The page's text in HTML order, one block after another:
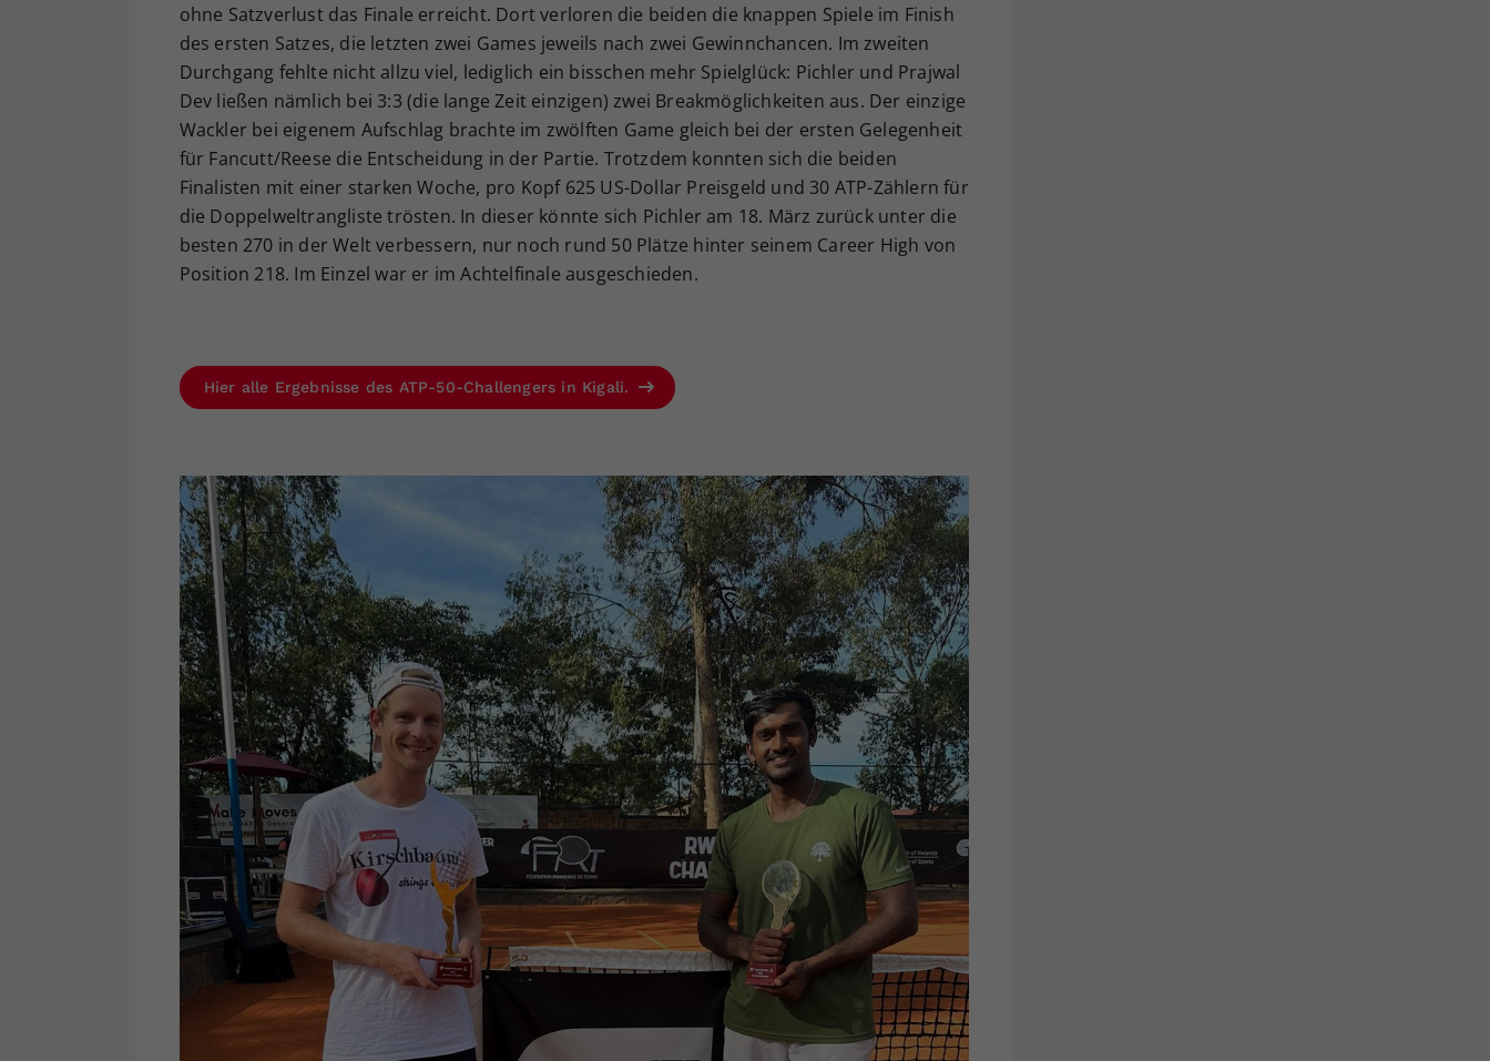
ohne Satzverlust das Finale erreicht. Dort verloren die beiden die knappen Spiele im Finish
des ersten Satzes, die letzten zwei Games jeweils nach zwei Gewinnchancen. Im zweiten
Durchgang fehlte nicht allzu viel, lediglich ein bisschen mehr Spielglück: Pichler und Prajwal
Dev ließen nämlich bei 3:3 (die lange Zeit einzigen) zwei Breakmöglichkeiten aus. Der einzige
Wackler bei eigenem Aufschlag brachte im zwölften Game gleich bei der ersten Gelegenheit
für Fancutt/Reese die Entscheidung in der Partie. Trotzdem konnten sich die beiden
Finalisten mit einer starken Woche, pro Kopf 625 US-Dollar Preisgeld und 30 ATP-Zählern für
die Doppelweltrangliste trösten. In dieser könnte sich Pichler am 18. März zurück unter die
besten 270 in der Welt verbessern, nur noch rund 50 Plätze hinter seinem Career High von
Position 218. Im Einzel war er im Achtelfinale ausgeschieden.
Hier alle Ergebnisse des ATP-50-Challengers in Kigali.